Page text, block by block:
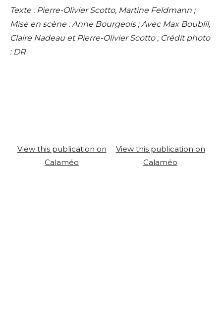
Texte : Pierre-Olivier Scotto, Martine Feldmann ;
Mise en scène : Anne Bourgeois ; Avec Max Boublil,
Claire Nadeau et Pierre-Olivier Scotto ; Crédit photo
: DR
View this publication on
Calaméo
View this publication on
Calaméo